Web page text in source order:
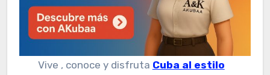
Vive , conoce y disfruta Cuba al estilo